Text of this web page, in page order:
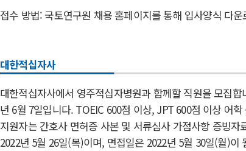
접수 방법: 국토연구원 채용 홈페이지를 통해 입사양식 다운
대한적십자사
대한적십자사에서 영주적십자병원과 함께할 직원을 모집
년 6월 7일입니다. TOEIC 600점 이상, JPT 600점 이상 어
지원자는 간호사 면허증 사본 및 서류심사 가점사항 증빙
2022년 5월 26일(목)이며, 면접일은 2022년 5월 30일(월)이